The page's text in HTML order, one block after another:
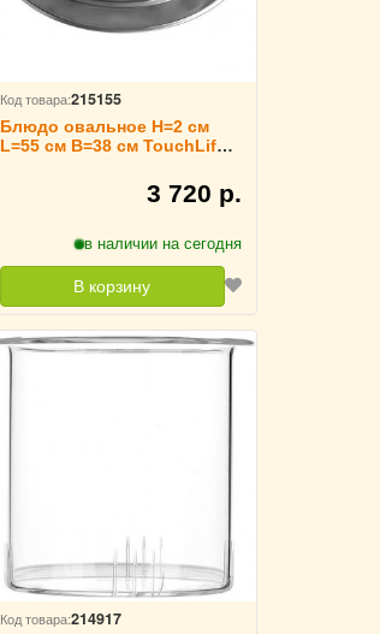
Код товара:215155
Блюдо овальное H=2 см
L=55 см B=38 см TouchLife,
3 720 р.
в наличии на сегодня
В корзину
Код товара:214917